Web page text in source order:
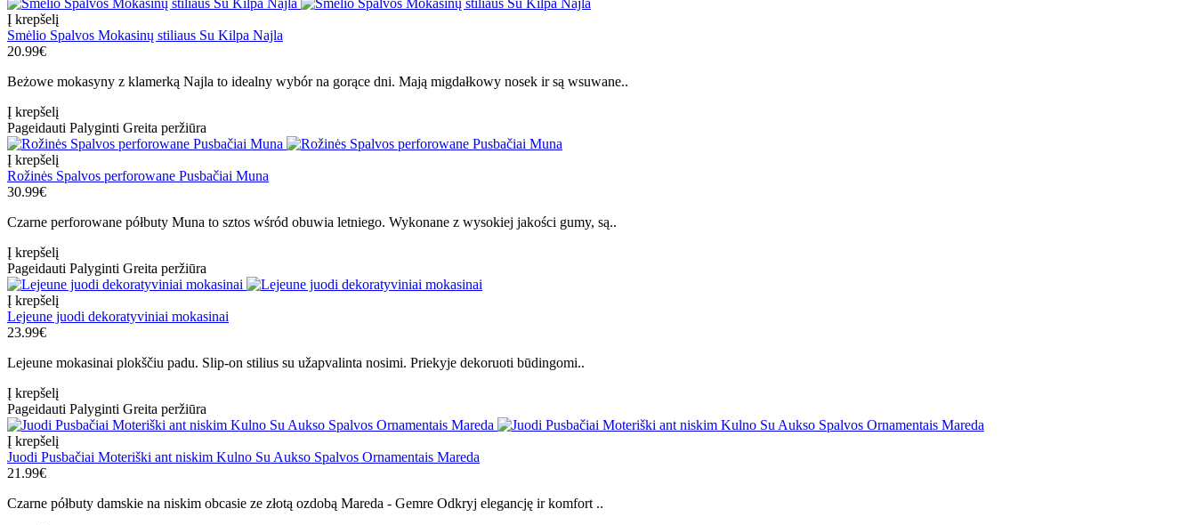
Į krepšelį
Smėlio Spalvos Mokasinų stiliaus Su Kilpa Najla
20.99€
Beżowe mokasyny z klamerką Najla to idealny wybór na gorące dni. Mają migdałkowy nosek ir są wsuwane..
Į krepšelį
Pageidauti Palyginti Greita peržiūra
Į krepšelį
Rožinės Spalvos perforowane Pusbačiai Muna
30.99€
Czarne perforowane półbuty Muna to sztos wśród obuwia letniego. Wykonane z wysokiej jakości gumy, są..
Į krepšelį
Pageidauti Palyginti Greita peržiūra
Į krepšelį
Lejeune juodi dekoratyviniai mokasinai
23.99€
Lejeune mokasinai plokščiu padu. Slip-on stilius su užapvalinta nosimi. Priekyje dekoruoti būdingomi..
Į krepšelį
Pageidauti Palyginti Greita peržiūra
Į krepšelį
Juodi Pusbačiai Moteriški ant niskim Kulno Su Aukso Spalvos Ornamentais Mareda
21.99€
Czarne półbuty damskie na niskim obcasie ze złotą ozdobą Mareda - Gemre Odkryj elegancję ir komfort ..